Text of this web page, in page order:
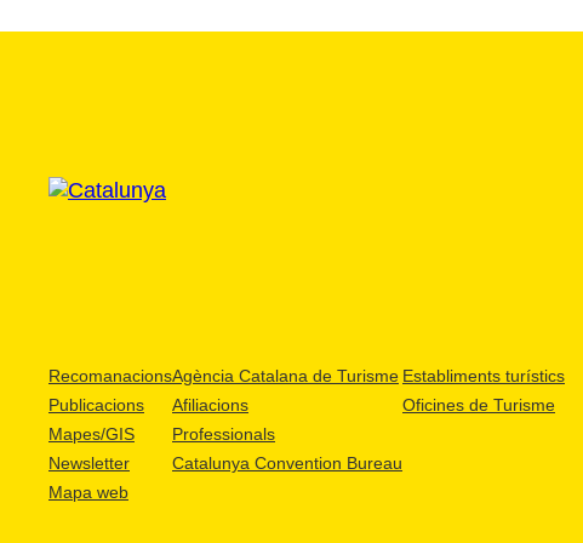
Recomanacions
Publicacions
Mapes/GIS
Newsletter
Mapa web
Agència Catalana de Turisme
Afiliacions
Professionals
Catalunya Convention Bureau
Establiments turístics
Oficines de Turisme